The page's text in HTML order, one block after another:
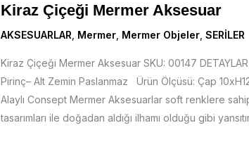
Kiraz Çiçeği Mermer Aksesuar
AKSESUARLAR Mermer Mermer Objeler SERİLER
Kiraz Çiçeği Mermer Aksesuar SKU: 00147
Pirinç– Alt Zemin Paslanmaz Ürün Ölçüsü: Çap
Alaylı Consept Mermer Aksesuarlar soft renklere
tasarımları ile doğadan aldığı ilhamı olduğu gibi
Mermer
Aksesuar